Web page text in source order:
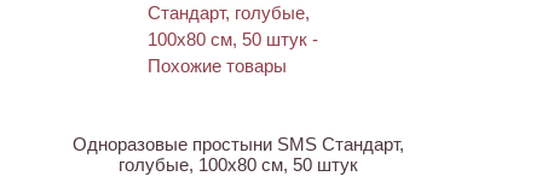
Одноразовые простыни SMS Стандарт,
голубые, 100х80 см, 50 штук